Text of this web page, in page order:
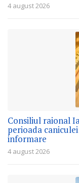
4 august 2026
Consiliul raional
perioada
informare
4 august 2026